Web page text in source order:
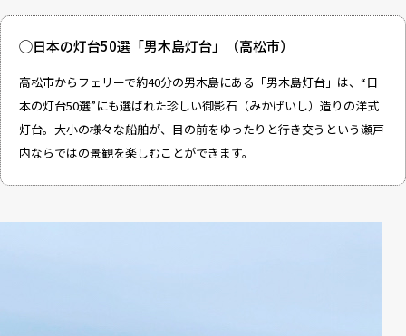
◯日本の灯台50選「男木島灯台」（高松市）
高松市からフェリーで約40分の男木島にある「男木島灯台」は、“日
本の灯台50選”にも選ばれた珍しい御影石（みかげいし）造りの洋式
灯台。大小の様々な船舶が、目の前をゆったりと行き交うという瀬戸
内ならではの景観を楽しむことができます。